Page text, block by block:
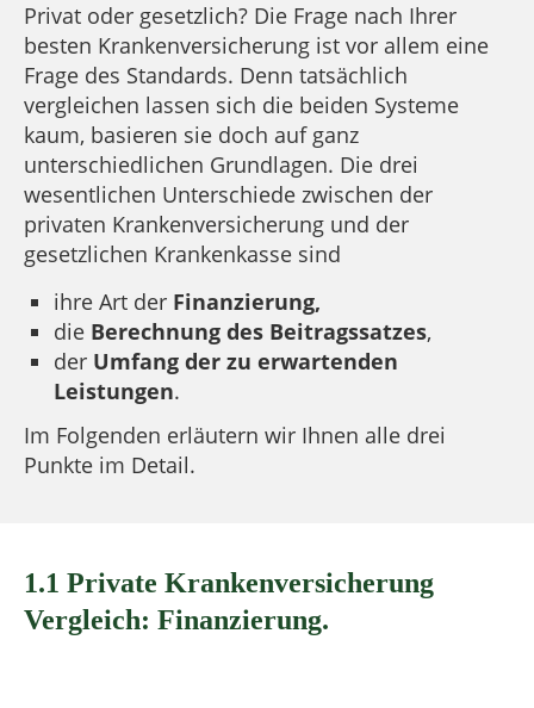
Privat oder gesetzlich? Die Frage nach Ihrer
besten Krankenversicherung ist vor allem eine
Frage des Standards. Denn tatsächlich
vergleichen lassen sich die beiden Systeme
kaum, basieren sie doch auf ganz
unterschiedlichen Grundlagen. Die drei
wesentlichen Unterschiede zwischen der
privaten Krankenversicherung und der
gesetzlichen Krankenkasse sind
ihre Art der Finanzierung,
die Berechnung des Beitragssatzes,
der Umfang der zu erwartenden
Leistungen.
Im Folgenden erläutern wir Ihnen alle drei
Punkte im Detail.
1.1 Private Krankenversicherung
Vergleich: Finanzierung.